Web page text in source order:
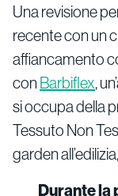
Una revisione
recente con un
affiancamento
con Barbiflex,
si occupa della
Tessuto Non
garden
Durante la